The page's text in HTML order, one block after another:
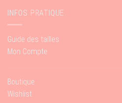
INFOS PRATIQUE
Guide des tailles
Mon Compte
Boutique
Wishlist